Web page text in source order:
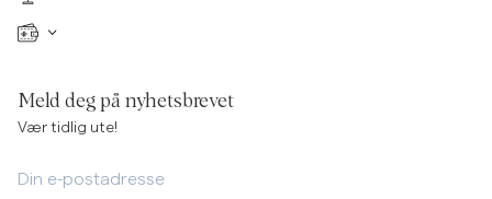
Meld deg på nyhetsbrevet
Vær tidlig ute!